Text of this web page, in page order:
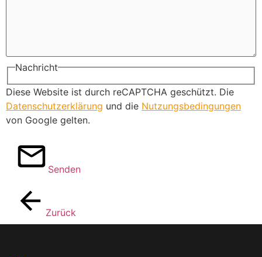
Nachricht
Diese Website ist durch reCAPTCHA geschützt. Die
Datenschutzerklärung und die Nutzungsbedingungen
von Google gelten.
Senden
Zurück